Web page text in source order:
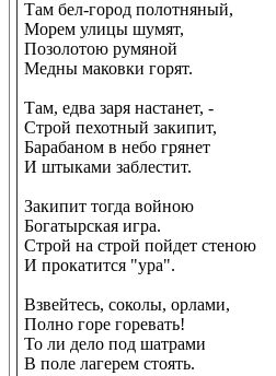
Там бел-город полотняный,
Морем улицы шумят,
Позолотою румяной
Медны маковки горят.
Там, едва заря настанет, -
Строй пехотный закипит,
Барабаном в небо грянет
И штыками заблестит.
Закипит тогда войною
Богатырская игра.
Строй на строй пойдет стеною
И прокатится "ура".
Взвейтесь, соколы, орлами,
Полно горе горевать!
То ли дело под шатрами
В поле лагерем стоять.